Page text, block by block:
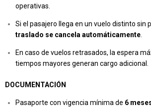
operativas.
Si el pasajero llega en un vuelo distinto sin
traslado se cancela automáticamente.
En caso de vuelos retrasados, la espera
tiempos mayores generan cargo adicional.
DOCUMENTACIÓN
Pasaporte con vigencia mínima de 6